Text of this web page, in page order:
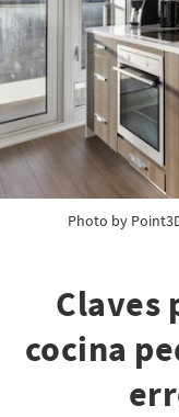
Photo by
Claves
cocina